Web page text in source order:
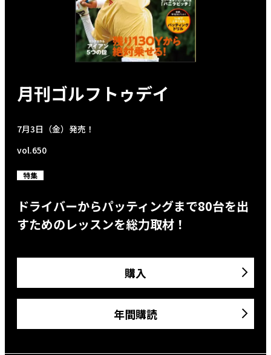
月刊ゴルフトゥデイ
7月3日（金）発売！
vol.650
特集
ドライバーからパッティングまで80台を出
すためのレッスンを総力取材！
購入
年間購読